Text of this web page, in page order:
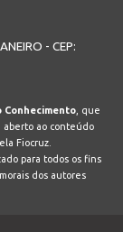
- CEP:
Conhecimento, que
aberto ao conteúdo
Fiocruz.
para todos os fins
dos autores